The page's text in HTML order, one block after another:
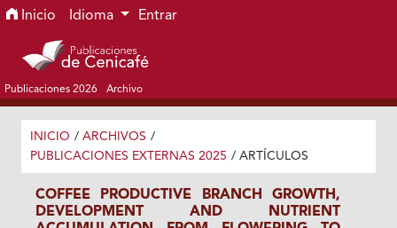
Ir al menú de navegación principal
Ir al contenido principal
Ir al pie de página del sitio
Inicio Idioma Entrar
Publicaciones 2026 Archivo
INICIO / ARCHIVOS /
PUBLICACIONES EXTERNAS 2025 / ARTÍCULOS
COFFEE PRODUCTIVE BRANCH GROWTH,
DEVELOPMENT AND NUTRIENT